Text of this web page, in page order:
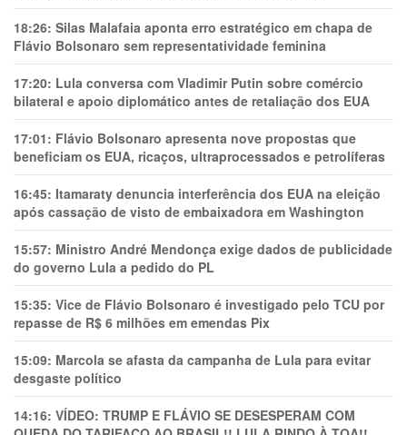
18:26: Silas Malafaia aponta erro estratégico em chapa de
Flávio Bolsonaro sem representatividade feminina
17:20: Lula conversa com Vladimir Putin sobre comércio
bilateral e apoio diplomático antes de retaliação dos EUA
17:01: Flávio Bolsonaro apresenta nove propostas que
beneficiam os EUA, ricaços, ultraprocessados e petrolíferas
16:45: Itamaraty denuncia interferência dos EUA na eleição
após cassação de visto de embaixadora em Washington
15:57: Ministro André Mendonça exige dados de publicidade
do governo Lula a pedido do PL
15:35: Vice de Flávio Bolsonaro é investigado pelo TCU por
repasse de R$ 6 milhões em emendas Pix
15:09: Marcola se afasta da campanha de Lula para evitar
desgaste político
14:16: VÍDEO: TRUMP E FLÁVIO SE DESESPERAM COM